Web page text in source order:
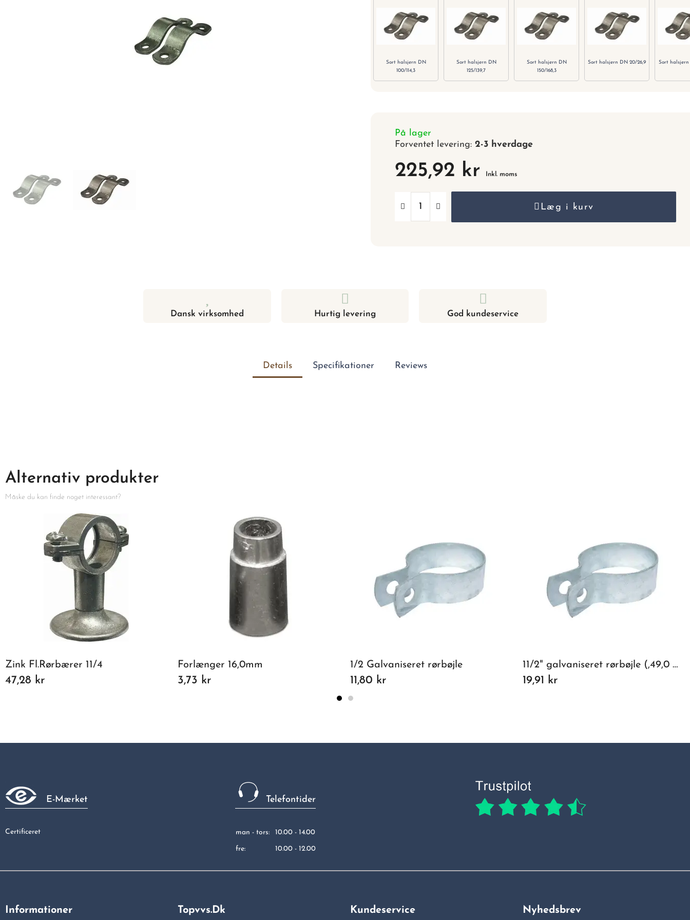
Sort halsjern DN
100/114,3
Sort halsjern DN
125/139,7
Sort halsjern DN
150/168,3
Sort halsjern DN 20/26,9 Sort halsjern
På lager
Forventet levering:2-3 hverdage
225,92 kr Inkl. moms
Læg i kurv
Dansk virksomhed Hurtig levering God kundeservice
Details Specifikationer Reviews
Alternativ produkter
Måske du kan finde noget interessant?
Zink Fl.Rørbærer 11/4
47,28 kr
Forlænger 16,0mm
3,73 kr
1/2 Galvaniseret rørbøjle
11,80 kr
11/2" galvaniseret rørbøjle (,49,0 mm)
19,91 kr
E-Mærket
Certificeret
Telefontider
man - tors: 10.00 - 14.00
fre: 10.00 - 12.00
Informationer Topvvs.dk Kundeservice Nyhedsbrev